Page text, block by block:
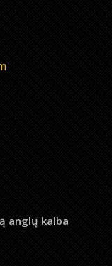
anglų kalba